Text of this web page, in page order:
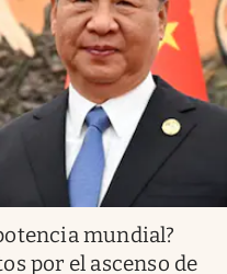
mundial?
por el ascenso de